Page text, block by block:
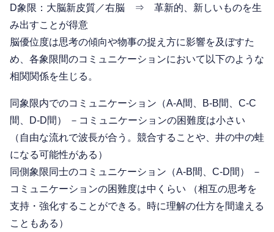
D象限：大脳新皮質／右脳 ⇒ 革新的、新しいものを生
み出すことが得意
脳優位度は思考の傾向や物事の捉え方に影響を及ぼすた
め、各象限間のコミュニケーションにおいて以下のような
相関関係を生じる。
同象限内でのコミュニケーション（A-A間、B-B間、C-C
間、D-D間） －コミュニケーションの困難度は小さい
（自由な流れで波長が合う。競合することや、井の中の蛙
になる可能性がある）
同側象限同士のコミュニケーション（A-B間、C-D間） －
コミュニケーションの困難度は中くらい （相互の思考を
支持・強化することができる。時に理解の仕方を間違える
こともある）